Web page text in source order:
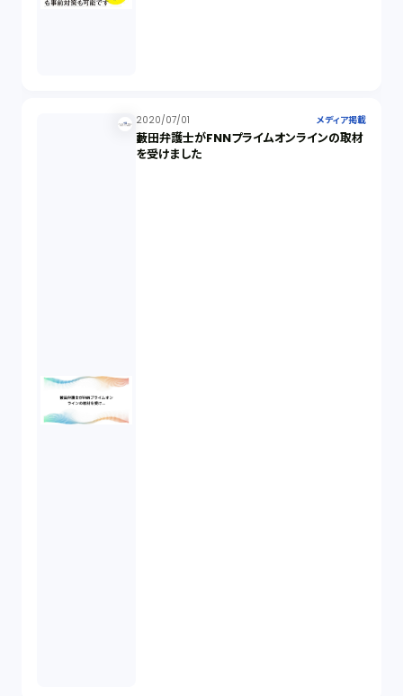
2020/07/01 メディア掲載
藪田弁護士がFNNプライムオンラインの取材
を受けました